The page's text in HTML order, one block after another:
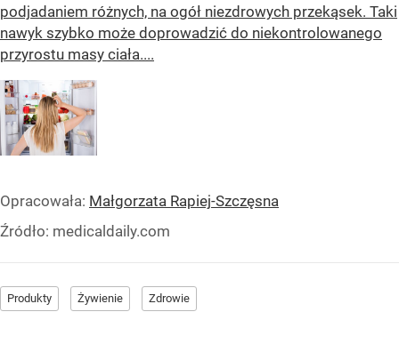
podjadaniem różnych, na ogół niezdrowych przekąsek. Taki
nawyk szybko może doprowadzić do niekontrolowanego
przyrostu masy ciała....
Opracowała: Małgorzata Rapiej-Szczęsna
Źródło: medicaldaily.com
Produkty Żywienie Zdrowie